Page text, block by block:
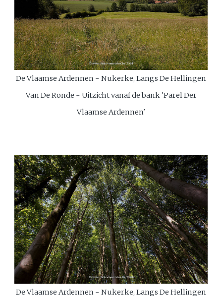
De Vlaamse Ardennen - Nukerke, Langs De Hellingen
Van De Ronde - Uitzicht vanaf de bank 'Parel Der
Vlaamse Ardennen'
De Vlaamse Ardennen - Nukerke, Langs De Hellingen